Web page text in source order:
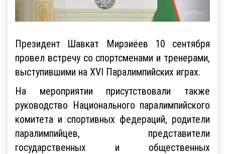
Президент Шавкат Мирзиёев 10 сентября
провел встречу со спортсменами и тренерами,
выступившими на XVI Паралимпийских играх.
На мероприятии присутствовали также
руководство Национального паралимпийского
комитета и спортивных федераций, родители
паралимпийцев, представители
государственных и общественных